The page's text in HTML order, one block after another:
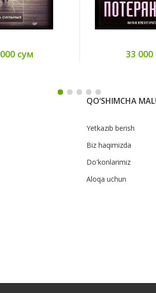
сум 33
QO‘SHIMCHA
Yetkazib berish
Biz haqimizda
Do'konlarimiz
Aloqa uchun